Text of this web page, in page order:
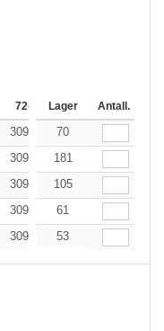
72-143 144-287
Lager Antall.
309.97 294.47
70
309.97 kr 294.47
181
309.97 kr 294.47
105
309.97 294.47
61
309.97 294.47
53